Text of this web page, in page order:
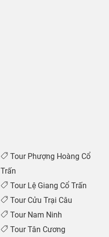
Tour Phượng Hoàng Cổ
Trấn
Tour Lệ Giang Cổ Trấn
Tour Cửu Trại Câu
Tour Nam Ninh
Tour Tân Cương